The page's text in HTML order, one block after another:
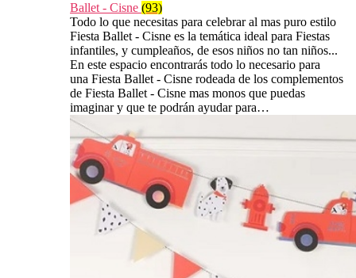
Ballet - Cisne (93)
Todo lo que necesitas para celebrar al mas puro estilo
Fiesta Ballet - Cisne es la temática ideal para Fiestas
infantiles, y cumpleaños, de esos niños no tan niños...
En este espacio encontrarás todo lo necesario para
una Fiesta Ballet - Cisne rodeada de los complementos
de Fiesta Ballet - Cisne mas monos que puedas
imaginar y que te podrán ayudar para…